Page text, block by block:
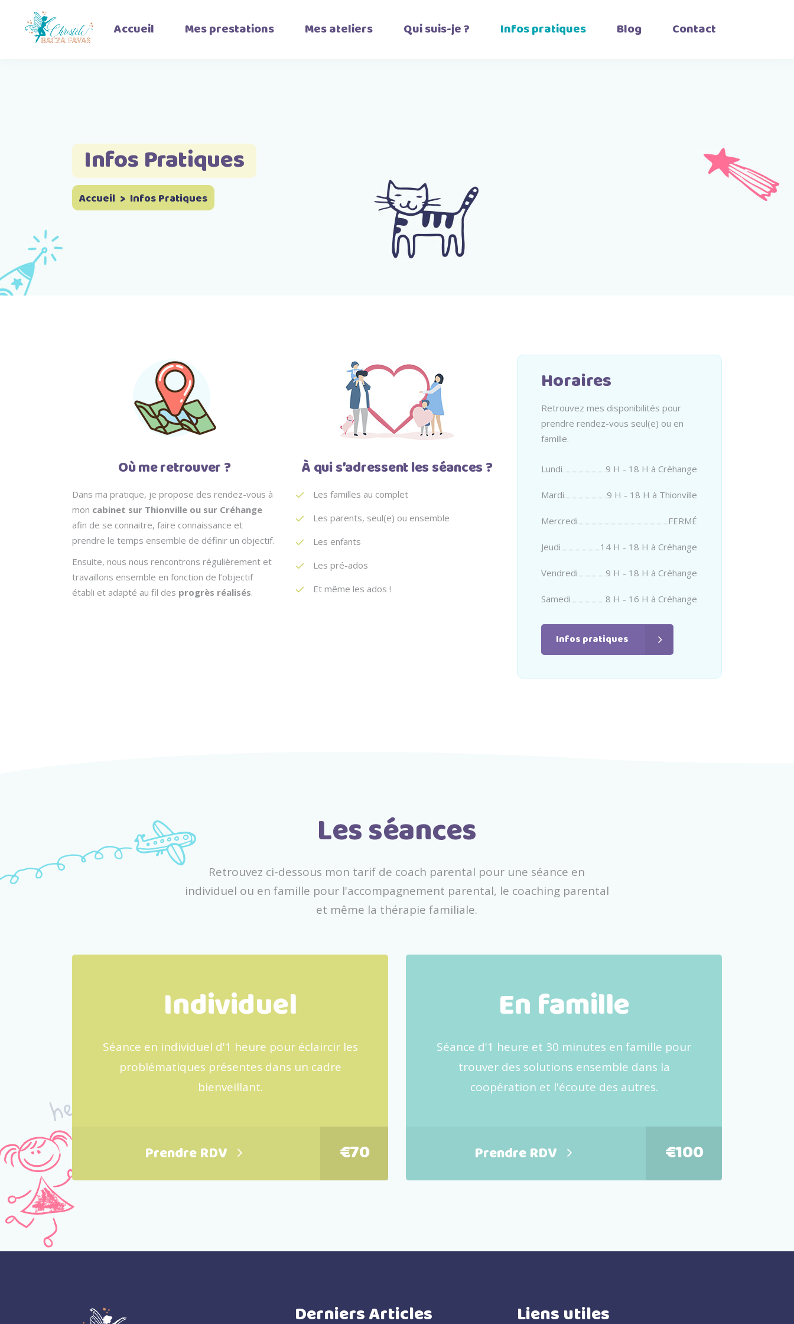
Accueil Mes prestations Mes ateliers Qui suis-je ? Infos pratiques Blog Contact
Infos Pratiques
Accueil > Infos Pratiques
Où me retrouver ?
Dans ma pratique, je propose des rendez-vous à
mon cabinet sur Thionville ou sur Créhange
afin de se connaitre, faire connaissance et
prendre le temps ensemble de définir un objectif.
Ensuite, nous nous rencontrons régulièrement et
travaillons ensemble en fonction de l’objectif
établi et adapté au fil des progrès réalisés.
À qui s’adressent les séances ?
Les familles au complet
Les parents, seul(e) ou ensemble
Les enfants
Les pré-ados
Et même les ados !
Horaires
Retrouvez mes disponibilités pour
prendre rendez-vous seul(e) ou en
famille.
Lundi 9 H - 18 H à Créhange
Mardi 9 H - 18 H à Thionville
Mercredi FERMÉ
Jeudi 14 H - 18 H à Créhange
Vendredi 9 H - 18 H à Créhange
Samedi 8 H - 16 H à Créhange
Infos pratiques
Les séances
Retrouvez ci-dessous mon tarif de coach parental pour une séance en
individuel ou en famille pour l'accompagnement parental, le coaching parental
et même la thérapie familiale.
Individuel
Séance en individuel d'1 heure pour éclaircir les
problématiques présentes dans un cadre
bienveillant.
Prendre RDV €70
En famille
Séance d'1 heure et 30 minutes en famille pour
trouver des solutions ensemble dans la
coopération et l'écoute des autres.
Prendre RDV €100
Derniers Articles Liens utiles